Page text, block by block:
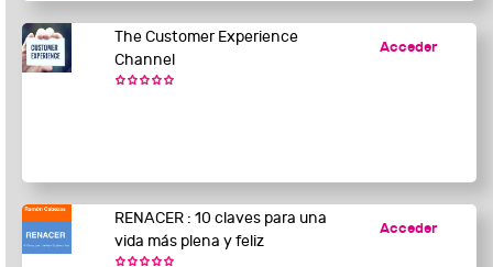
The Customer Experience
Channel
Acceder
RENACER : 10 claves para una
vida más plena y feliz
Acceder